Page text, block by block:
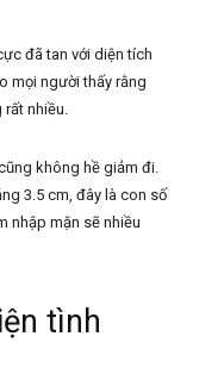
đã tan với diện tích
mọi người thấy rằng
nhiều.
không hề giảm đi.
3.5 cm, đây là con số
nhập mặn sẽ nhiều
tình